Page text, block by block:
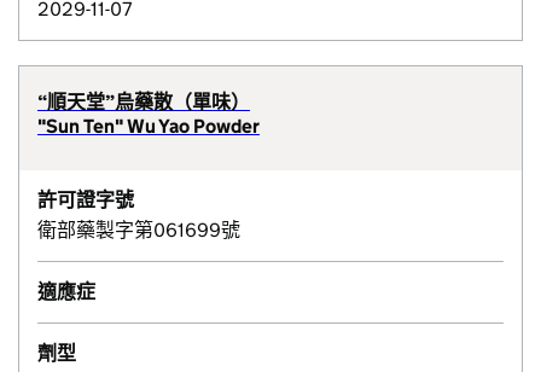
2029-11-07
“順天堂”烏藥散（單味）
"Sun Ten" Wu Yao Powder
許可證字號
衛部藥製字第061699號
適應症
劑型